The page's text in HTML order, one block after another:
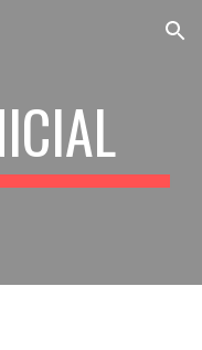
Skip to navigation